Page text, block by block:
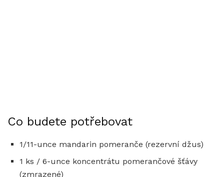
Co budete potřebovat
1/11-unce mandarin pomeranče (rezervní džus)
1 ks / 6-unce koncentrátu pomerančové šťávy
(zmrazené)